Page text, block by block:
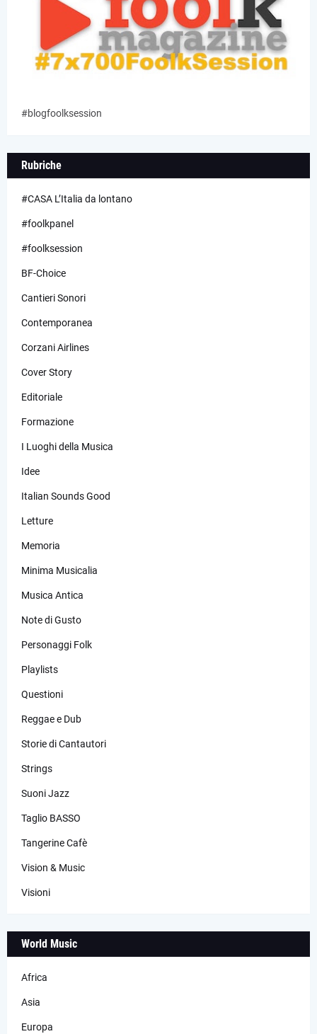
#blogfoolksession
Rubriche
#CASA L’Italia da lontano
#foolkpanel
#foolksession
BF-Choice
Cantieri Sonori
Contemporanea
Corzani Airlines
Cover Story
Editoriale
Formazione
I Luoghi della Musica
Idee
Italian Sounds Good
Letture
Memoria
Minima Musicalia
Musica Antica
Note di Gusto
Personaggi Folk
Playlists
Questioni
Reggae e Dub
Storie di Cantautori
Strings
Suoni Jazz
Taglio BASSO
Tangerine Cafè
Vision & Music
Visioni
World Music
Africa
Asia
Europa